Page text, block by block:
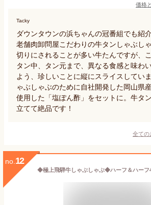
価格
Tacky
ダウンタウンの浜ちゃんの冠番組でも紹
老舗肉卸問屋こだわりの牛タンしゃぶし
切りにされることが多い牛たんですが、
タン中、タン元まで、異なる食感と味わ
よう、珍しいことに縦にスライスしてい
ゃぶしゃぶのために自社開発した岡山県
使用した「塩ぽん酢」をセットに。牛タ
立てて絶品です！
全ての
no. 12